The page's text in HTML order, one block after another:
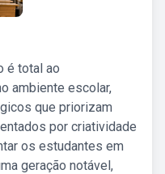
é total ao
ambiente escolar,
que priorizam
por criatividade
os estudantes em
geração notável,